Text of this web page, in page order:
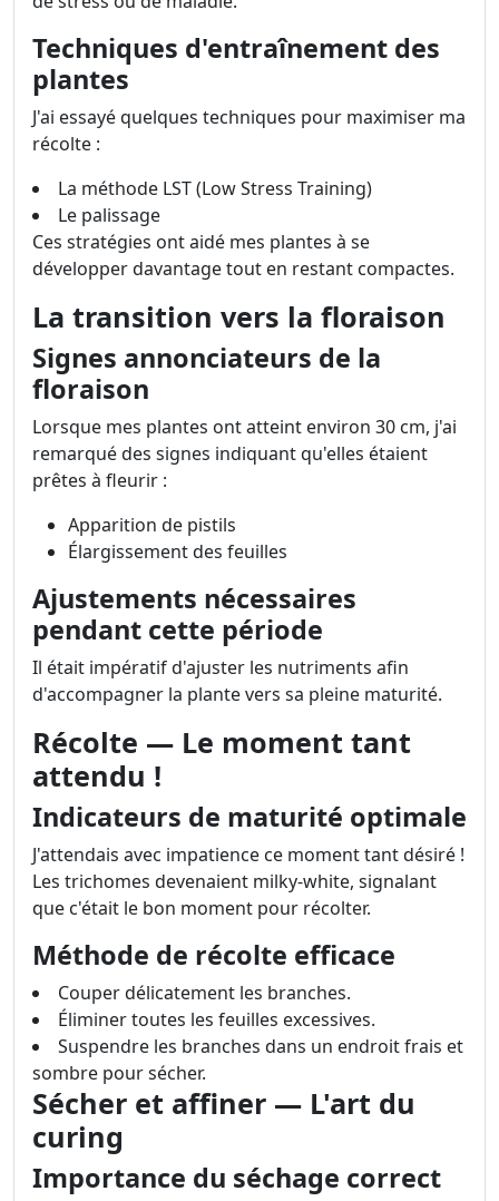
Techniques d'entraînement des
plantes
J'ai essayé quelques techniques pour maximiser ma
récolte :
La méthode LST (Low Stress Training)
Le palissage
Ces stratégies ont aidé mes plantes à se
développer davantage tout en restant compactes.
La transition vers la floraison
Signes annonciateurs de la
floraison
Lorsque mes plantes ont atteint environ 30 cm, j'ai
remarqué des signes indiquant qu'elles étaient
prêtes à fleurir :
Apparition de pistils
Élargissement des feuilles
Ajustements nécessaires
pendant cette période
Il était impératif d'ajuster les nutriments afin
d'accompagner la plante vers sa pleine maturité.
Récolte — Le moment tant
attendu !
Indicateurs de maturité optimale
J'attendais avec impatience ce moment tant désiré !
Les trichomes devenaient milky-white, signalant
que c'était le bon moment pour récolter.
Méthode de récolte efficace
Couper délicatement les branches.
Éliminer toutes les feuilles excessives.
Suspendre les branches dans un endroit frais et
sombre pour sécher.
Sécher et affiner — L'art du
curing
Importance du séchage correct